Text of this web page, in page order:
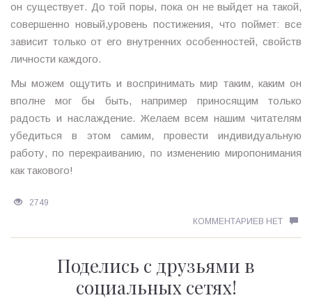
он существует. До той поры, пока он не выйдет на такой,
совершенно новый,уровень постижения, что поймет: все
зависит только от его внутренних особенностей, свойств
личности каждого.
Мы можем ощутить и воспринимать мир таким, каким он
вполне мог бы быть, например приносящим только
радость и наслаждение. Желаем всем нашим читателям
убедиться в этом самим, провести индивидуальную
работу, по перекраиванию, по изменению миропонимания
как такового!
2749
КОММЕНТАРИЕВ НЕТ
Поделись с друзьями в
социальных сетях!